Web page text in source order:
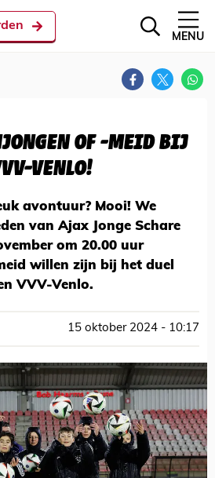
MENU
OF -MEID BIJ
VENLO!
avontuur? Mooi! We
van Ajax Jonge Schare
om 20.00 uur
willen zijn bij het duel
VVV-Venlo.
15 oktober 2024 - 10:17